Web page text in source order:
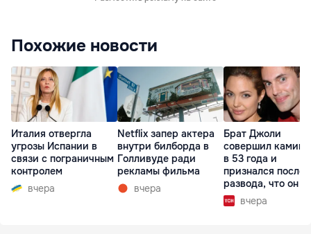
Похожие новости
Италия отвергла
угрозы Испании в
связи с пограничным
контролем
вчера
Netflix запер актера
внутри билборда в
Голливуде ради
рекламы фильма
вчера
Брат Джоли
совершил
в 53 года и
признался после
развода, что он
вчера